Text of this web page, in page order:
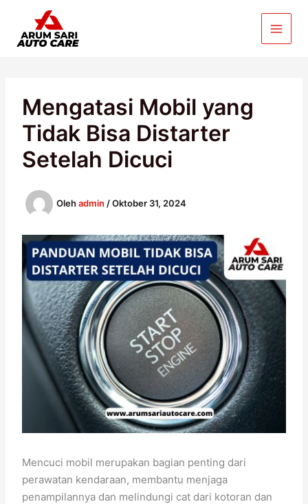
konten
Mengatasi Mobil yang
Tidak Bisa Distarter
Setelah Dicuci
Olehadmin /Oktober 31, 2024
Mencuci mobil merupakan bagian penting dari
perawatan kendaraan, membantu menjaga
penampilannya dan melindungi cat dari kotoran dan